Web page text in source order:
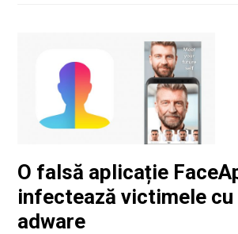
O falsă aplicație
infectează victimele cu
adware